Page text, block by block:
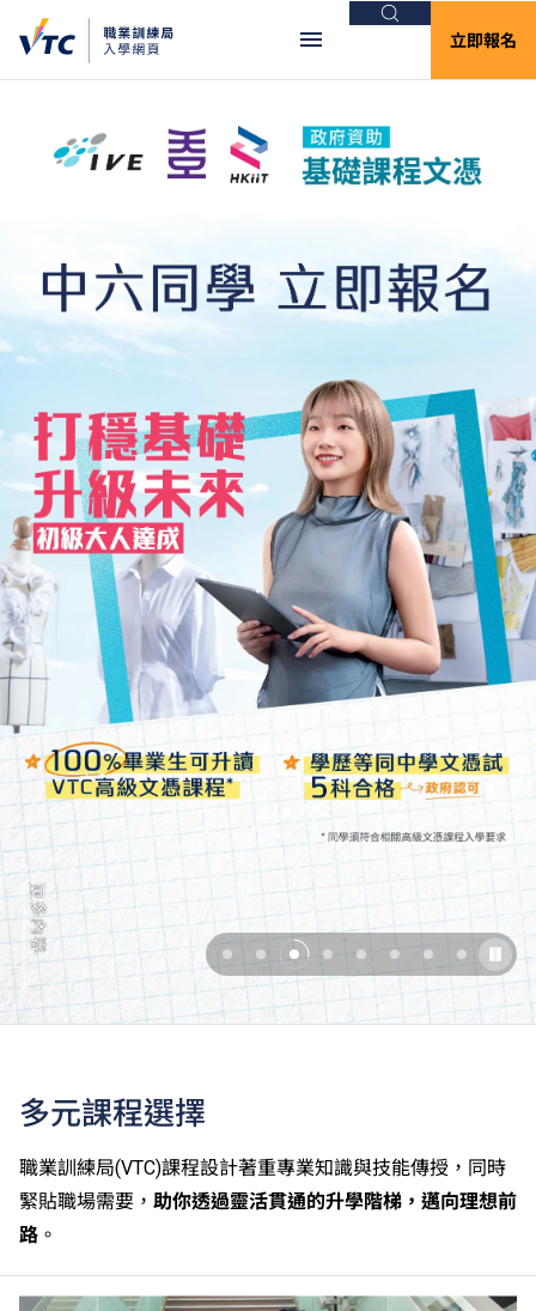
搜尋
立即報名
VTC入學網頁
更
多
內
容
多元課程選擇
職業訓練局(VTC)課程設計著重專業知識與技能傳授，同時
緊貼職場需要， 助你透過靈活貫通的升學階梯，邁向理想前
路 。